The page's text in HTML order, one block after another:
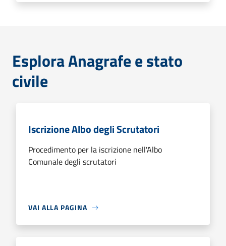
Esplora Anagrafe e stato
civile
Iscrizione Albo degli Scrutatori
Procedimento per la iscrizione nell'Albo
Comunale degli scrutatori
VAI ALLA PAGINA